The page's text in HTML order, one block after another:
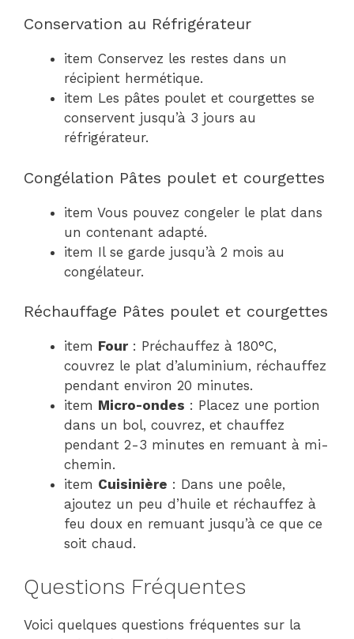
Conservation au Réfrigérateur
item Conservez les restes dans un
récipient hermétique.
item Les pâtes poulet et courgettes se
conservent jusqu’à 3 jours au
réfrigérateur.
Congélation Pâtes poulet et courgettes
item Vous pouvez congeler le plat dans
un contenant adapté.
item Il se garde jusqu’à 2 mois au
congélateur.
Réchauffage Pâtes poulet et courgettes
item Four: Préchauffez à 180°C,
couvrez le plat d’aluminium, réchauffez
pendant environ 20 minutes.
item Micro-ondes : Placez une portion
dans un bol, couvrez, et chauffez
pendant 2-3 minutes en remuant à mi-
chemin.
item Cuisinière : Dans une poêle,
ajoutez un peu d’huile et réchauffez à
feu doux en remuant jusqu’à ce que ce
soit chaud.
Questions Fréquentes
Voici quelques questions fréquentes sur la